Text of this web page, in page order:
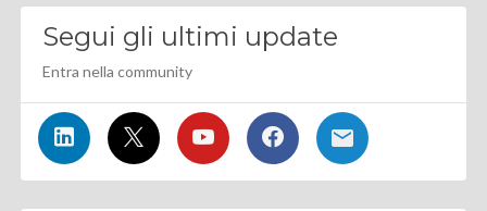
Segui gli ultimi update
Entra nella community